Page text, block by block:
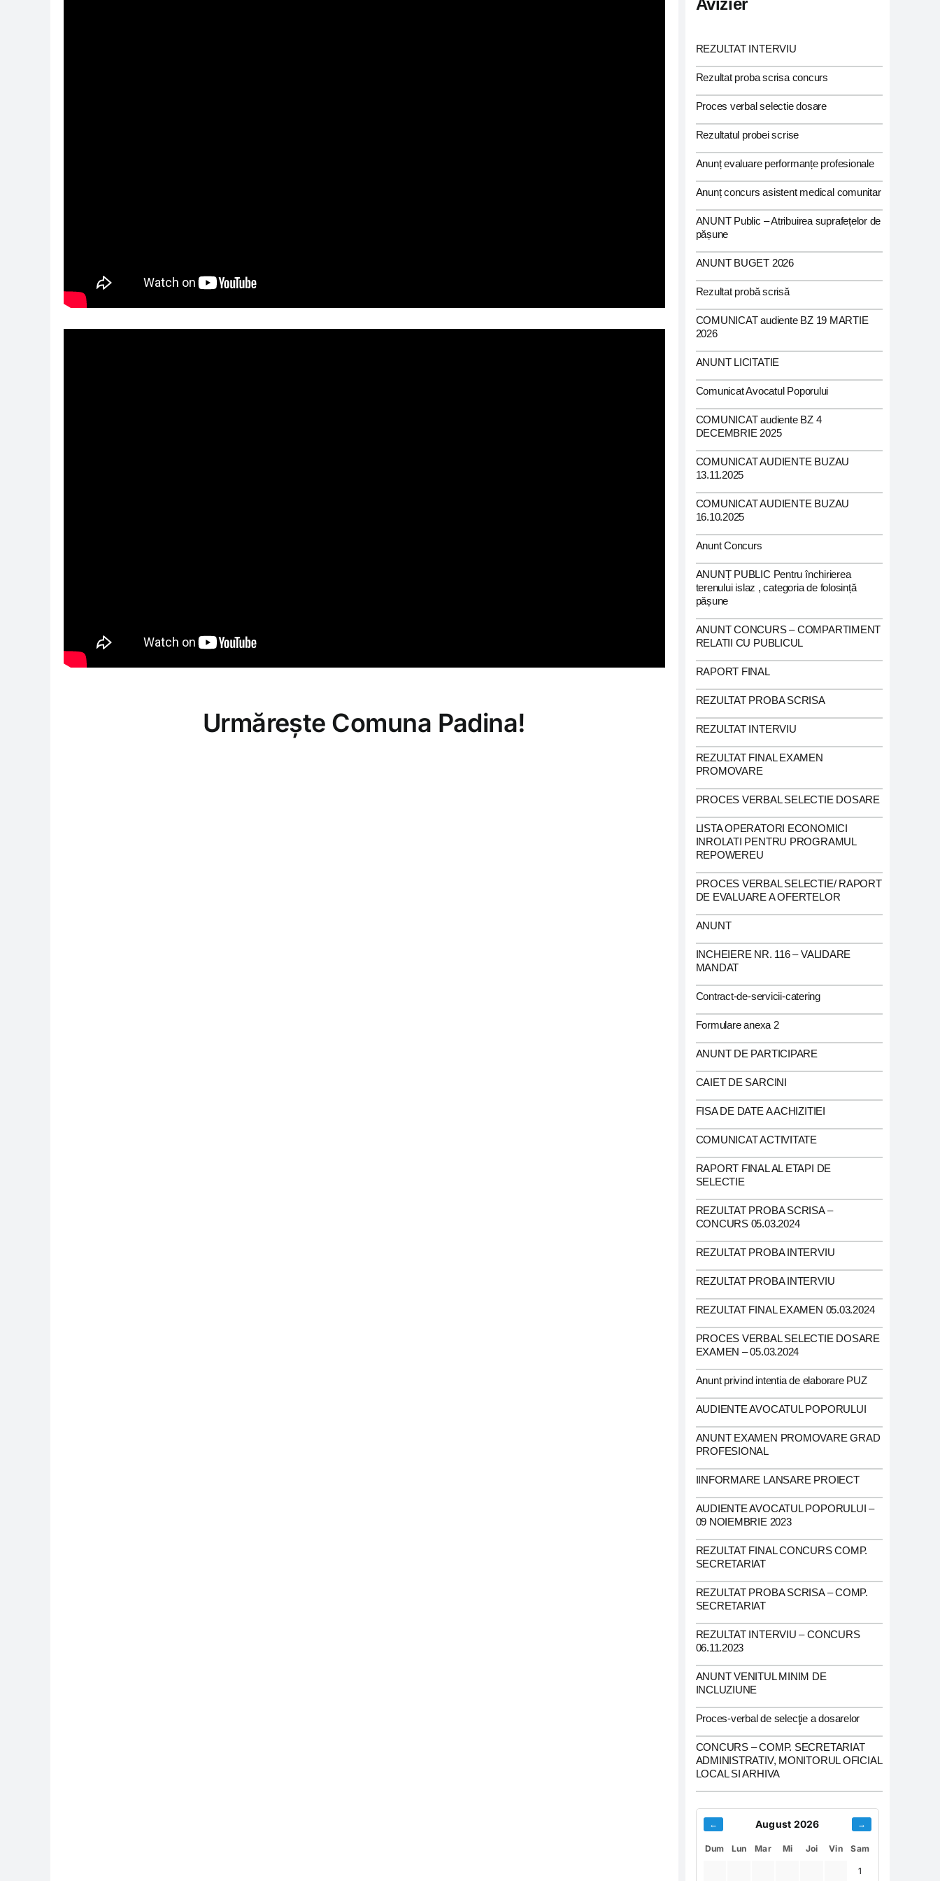
Urmărește Comuna Padina!
Avizier
REZULTAT INTERVIU
Rezultat proba scrisa concurs
Proces verbal selectie dosare
Rezultatul probei scrise
Anunț evaluare performanțe profesionale
Anunț concurs asistent medical comunitar
ANUNT Public – Atribuirea suprafețelor de
pășune
ANUNT BUGET 2026
Rezultat probă scrisă
COMUNICAT audiente BZ 19 MARTIE
2026
ANUNT LICITATIE
Comunicat Avocatul Poporului
COMUNICAT audiente BZ 4
DECEMBRIE 2025
COMUNICAT AUDIENTE BUZAU
13.11.2025
COMUNICAT AUDIENTE BUZAU
16.10.2025
Anunt Concurs
ANUNȚ PUBLIC Pentru închirierea
terenului islaz , categoria de folosință
pășune
ANUNT CONCURS – COMPARTIMENT
RELATII CU PUBLICUL
RAPORT FINAL
REZULTAT PROBA SCRISA
REZULTAT INTERVIU
REZULTAT FINAL EXAMEN
PROMOVARE
PROCES VERBAL SELECTIE DOSARE
LISTA OPERATORI ECONOMICI
INROLATI PENTRU PROGRAMUL
REPOWEREU
PROCES VERBAL SELECTIE/ RAPORT
DE EVALUARE A OFERTELOR
ANUNT
INCHEIERE NR. 116 – VALIDARE
MANDAT
Contract-de-servicii-catering
Formulare anexa 2
ANUNT DE PARTICIPARE
CAIET DE SARCINI
FISA DE DATE A ACHIZITIEI
COMUNICAT ACTIVITATE
RAPORT FINAL AL ETAPI DE
SELECTIE
REZULTAT PROBA SCRISA –
CONCURS 05.03.2024
REZULTAT PROBA INTERVIU
REZULTAT PROBA INTERVIU
REZULTAT FINAL EXAMEN 05.03.2024
PROCES VERBAL SELECTIE DOSARE
EXAMEN – 05.03.2024
Anunt privind intentia de elaborare PUZ
AUDIENTE AVOCATUL POPORULUI
ANUNT EXAMEN PROMOVARE GRAD
PROFESIONAL
IINFORMARE LANSARE PROIECT
AUDIENTE AVOCATUL POPORULUI –
09 NOIEMBRIE 2023
REZULTAT FINAL CONCURS COMP.
SECRETARIAT
REZULTAT PROBA SCRISA – COMP.
SECRETARIAT
REZULTAT INTERVIU – CONCURS
06.11.2023
ANUNT VENITUL MINIM DE
INCLUZIUNE
Proces-verbal de selecţie a dosarelor
CONCURS – COMP. SECRETARIAT
ADMINISTRATIV, MONITORUL OFICIAL
LOCAL SI ARHIVA
← August 2026 →
Dum Lun Mar Mi Joi Vin Sam
1